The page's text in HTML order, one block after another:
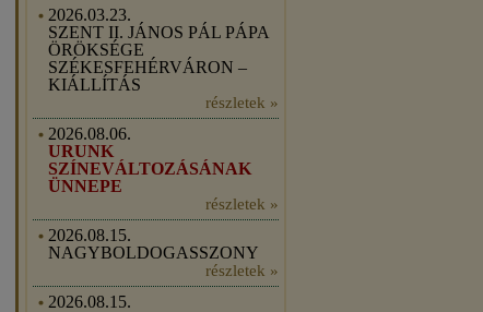
2026.03.23.
SZENT II. JÁNOS PÁL PÁPA
ÖRÖKSÉGE
SZÉKESFEHÉRVÁRON –
KIÁLLÍTÁS
részletek »
2026.08.06.
URUNK
SZÍNEVÁLTOZÁSÁNAK
ÜNNEPE
részletek »
2026.08.15.
NAGYBOLDOGASSZONY
részletek »
2026.08.15.